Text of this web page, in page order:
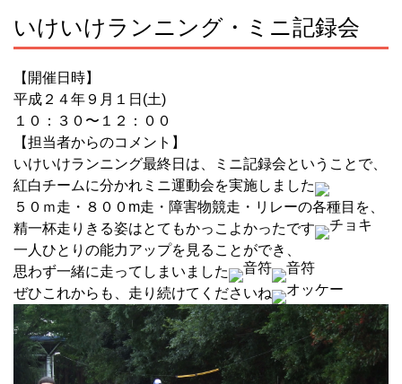
いけいけランニング・ミニ記録会
【開催日時】
平成２４年９月１日(土)
１０：３０〜１２：００
【担当者からのコメント】
いけいけランニング最終日は、ミニ記録会ということで、
紅白チームに分かれミニ運動会を実施しました
５０ｍ走・８００m走・障害物競走・リレーの各種目を、
精一杯走りきる姿はとてもかっこよかったです
一人ひとりの能力アップを見ることができ、
思わず一緒に走ってしまいました
ぜひこれからも、走り続けてくださいね